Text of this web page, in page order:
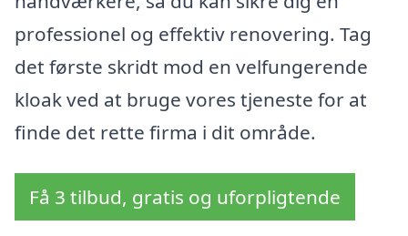
professionel og effektiv renovering. Tag
det første skridt mod en velfungerende
kloak ved at bruge vores tjeneste for at
finde det rette firma i dit område.
Få 3 tilbud, gratis og uforpligtende